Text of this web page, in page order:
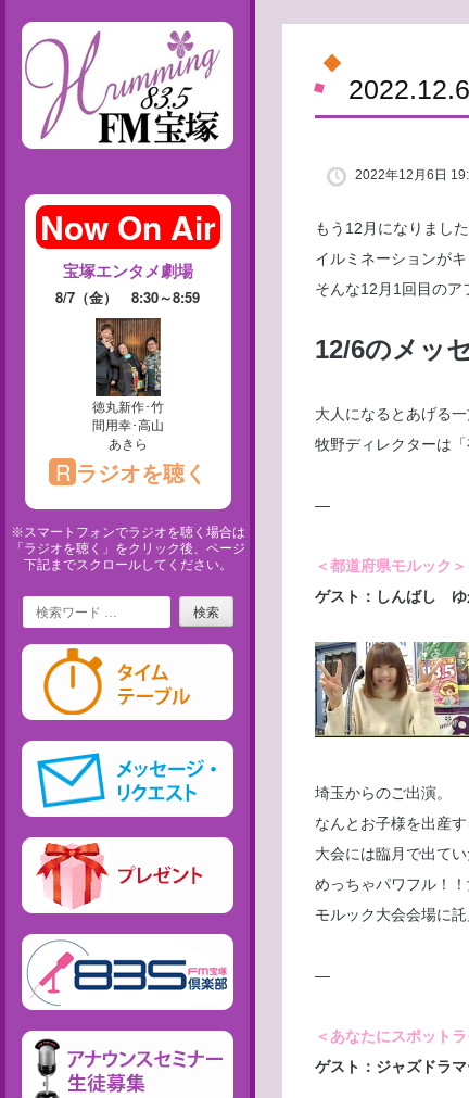
※スマートフォンでラジオを聴く場合は
「ラジオを聴く」をクリック後、ページ
下記までスクロールしてください。
Search
2022年12月6日
もう12月になりまし
イルミネーションが
そんな12月1回目のア
12/6のメッ
大人になるとあげる
牧野ディレクターは
—
＜都道府県モルック＞
ゲスト：しんばし ゆ
埼玉からのご出演。
なんとお子様を出産
大会には臨月で出て
めっちゃパワフル！
モルック大会会場に
—
＜あなたにスポットラ
ゲスト：ジャズドラ